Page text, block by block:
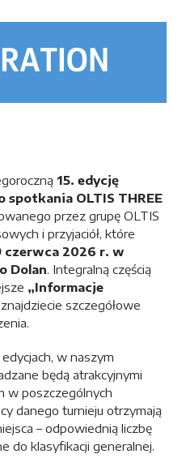
15. edycję
OLTIS THREE
przez grupę OLTIS
i przyjaciół, które
czerwca 2026 r. w
Dolan. Integralną częścią
„Informacje
szczegółowe
w naszym
będą atrakcyjnymi
w poszczególnych
danego turnieju otrzymają
– odpowiednią liczbę
do klasyfikacji generalnej.